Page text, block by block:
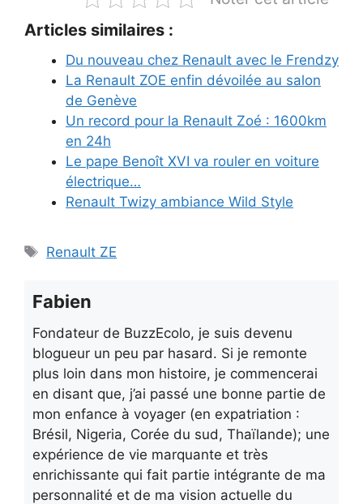
Articles similaires :
Du nouveau chez Renault avec le Frendzy
La Renault ZOE enfin dévoilée au salon
de Genève
Un record pour la Renault Zoé : 1600km
en 24h
Le pape Benoît XVI va rouler en voiture
électrique…
Renault Twizy ambiance Wild Style
Étiquettes
Renault ZE
Fabien
Fondateur de BuzzEcolo, je suis devenu
blogueur un peu par hasard. Si je remonte
plus loin dans mon histoire, je commencerai
en disant que, j’ai passé une bonne partie de
mon enfance à voyager (en expatriation :
Brésil, Nigeria, Corée du sud, Thaïlande); une
expérience de vie marquante et très
enrichissante qui fait partie intégrante de ma
personnalité et de ma vision actuelle du